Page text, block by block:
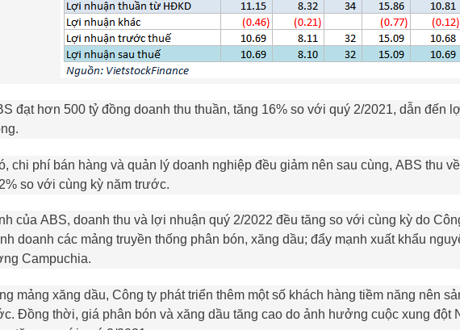
đạt hơn 500 tỷ đồng doanh thu thuần, tăng 16% so với quý 2/2021, dẫn đến
chi phí bán hàng và quản lý doanh nghiệp đều giảm nên sau cùng,ABS thu
so với cùng kỳ năm trước.
củaABS, doanh thu và lợi nhuận quý 2/2022 đều tăng so với cùng kỳ do
doanh các mảng truyền thống phân bón, xăng dầu; đẩy mạnh xuất khẩu
Campuchia.
mảng xăng dầu, Công ty phát triển thêm một số khách hàng tiềm năng nên
Đồng thời, giá phân bón và xăng dầu tăng cao do ảnh hưởng cuộc xung đột